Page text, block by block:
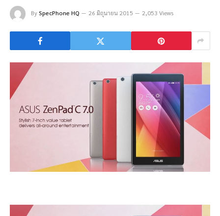
BySpecPhone HQ 26 มิถุนายน 2015 2,053 Views